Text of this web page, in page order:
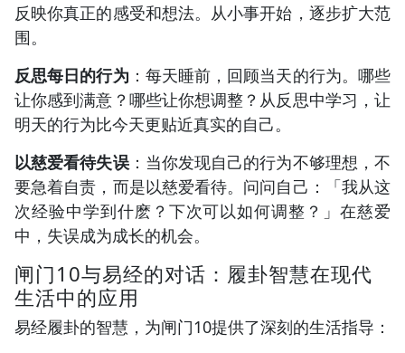
反映你真正的感受和想法。从小事开始，逐步扩大范
围。
反思每日的行为 ：每天睡前，回顾当天的行为。哪些
让你感到满意？哪些让你想调整？从反思中学习，让
明天的行为比今天更贴近真实的自己。
以慈爱看待失误：当你发现自己的行为不够理想，不
要急着自责，而是以慈爱看待。问问自己：「我从这
次经验中学到什麽？下次可以如何调整？」在慈爱
中，失误成为成长的机会。
闸门10与易经的对话：履卦智慧在现代
生活中的应用
易经履卦的智慧，为闸门10提供了深刻的生活指导：